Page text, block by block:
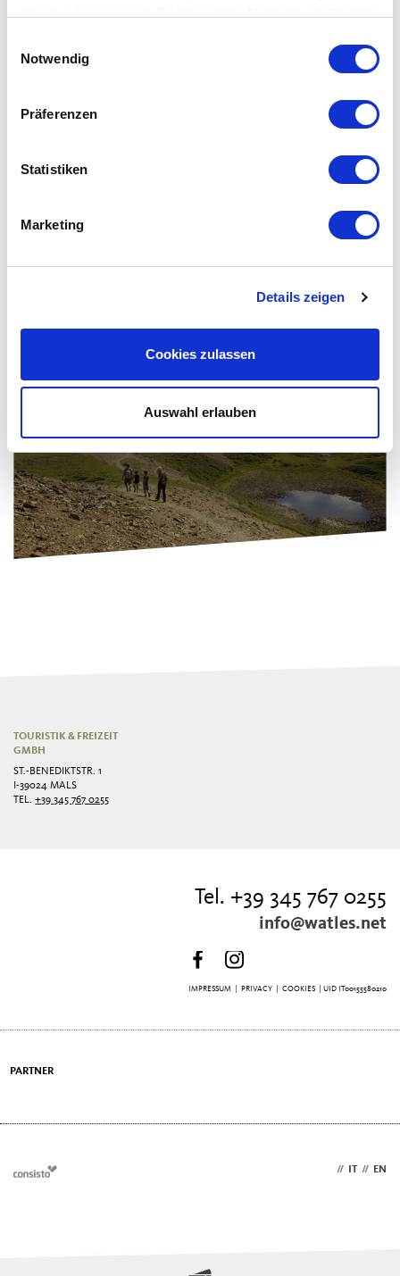
Notwendig
Präferenzen
Statistiken
Marketing
Details zeigen
Cookies zulassen
Auswahl erlauben
TOURISTIK & FREIZEIT
GMBH
ST.-BENEDIKTSTR. 1
I-39024 MALS
TEL.+39 345 767 0255
Tel. +39 345 767 0255
info@watles.net
IMPRESSUM| PRIVACY| COOKIES | UID IT00155580210
PARTNER
// IT // EN